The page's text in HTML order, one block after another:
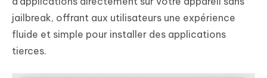
jailbreak, offrant aux utilisateurs une expérience
fluide et simple pour installer des applications
tierces.